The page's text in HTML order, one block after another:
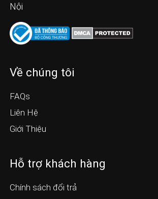
Nội
Về chúng tôi
FAQs
Liên Hệ
Giới Thiệu
Hỗ trợ khách hàng
Chính sách đổi trả